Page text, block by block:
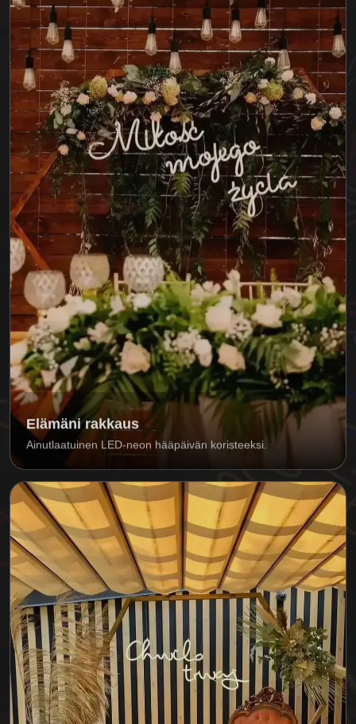
Elämäni rakkaus
Ainutlaatuinen LED-neon hääpäivän koristeeksi.